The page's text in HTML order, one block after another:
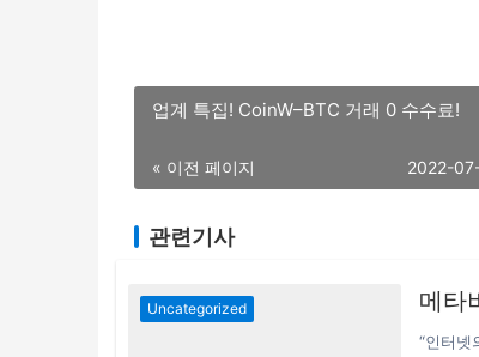
업계 특집! CoinW–BTC 거래 0 수수료!
« 이전 페이지 2022-
관련기사
Uncategorized 메타
“인터넷